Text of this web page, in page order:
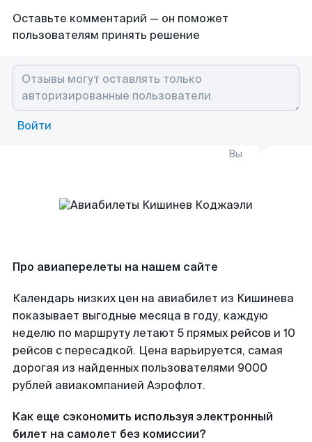
Оставьте комментарий — он поможет
пользователям принять решение
Войти
Вы
Про авиаперелеты на нашем сайте
Календарь низких цен на авиабилет из Кишинева
показывает выгодные месяца в году, каждую
неделю по маршруту летают 5 прямых рейсов и 10
рейсов с пересадкой. Цена варьируется, самая
дорогая из найденных пользователями 9000
рублей авиакомпанией Аэрофлот.
Как еще сэкономить используя электронный
билет на самолет без комиссии?